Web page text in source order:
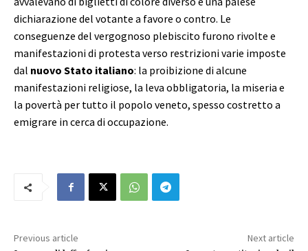
dichiarazione del votante a favore o contro. Le
conseguenze del vergognoso plebiscito furono rivolte e
manifestazioni di protesta verso restrizioni varie imposte
dal nuovo Stato italiano: la proibizione di alcune
manifestazioni religiose, la leva obbligatoria, la miseria e
la povertà per tutto il popolo veneto, spesso costretto a
emigrare in cerca di occupazione.
Previous article Next article